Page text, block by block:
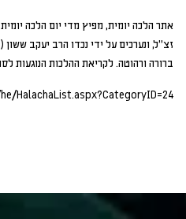
אתר הלכה יומית, מפיץ מדי יום הלכה
זצ"ל, ונערכים על ידי נכדו הרב יעקב
ברורה ורהוטה. לקריאת ההלכות הנוגעות
HalachaList.aspx?CategoryID=24